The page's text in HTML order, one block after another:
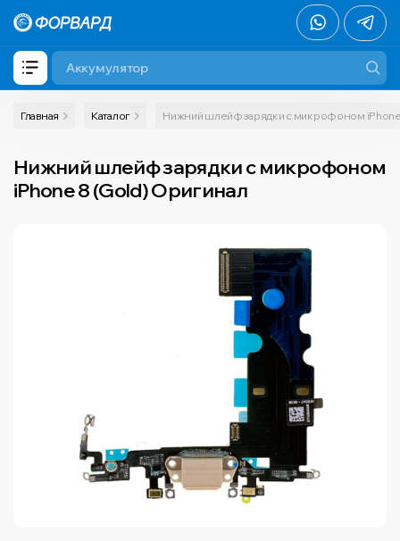
Главная Каталог Нижний шлейф зарядки с микрофоном
Нижний шлейф зарядки с микрофоном
iPhone 8 (Gold) Оригинал